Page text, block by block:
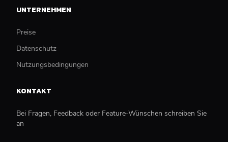
UNTERNEHMEN
Preise
Datenschutz
Nutzungsbedingungen
KONTAKT
Bei Fragen, Feedback oder Feature-Wünschen schreiben Sie
an